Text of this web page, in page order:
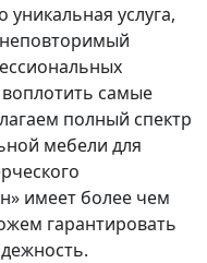
услуга,
самые
полный спектр
мебели для
имеет более чем
гарантировать